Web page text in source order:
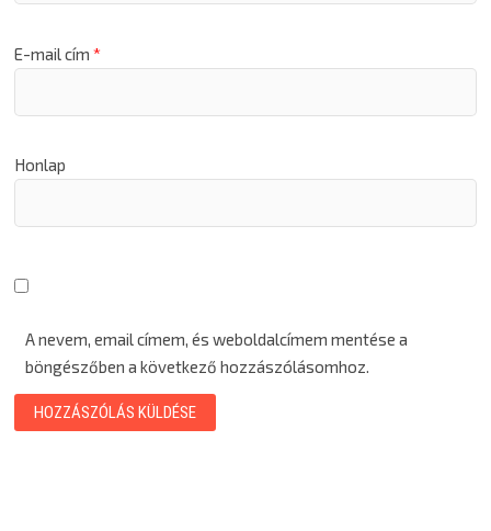
E-mail cím*
Honlap
A nevem, email címem, és weboldalcímem mentése a
böngészőben a következő hozzászólásomhoz.